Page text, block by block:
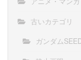
古いカテゴリ
ガンダム